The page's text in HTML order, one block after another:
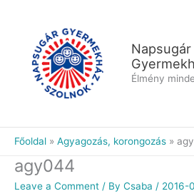
Napsugár
Élmény
Főoldal Agyagozás, korongozás
agy044
Leave a Comment / By Csaba / 2016-